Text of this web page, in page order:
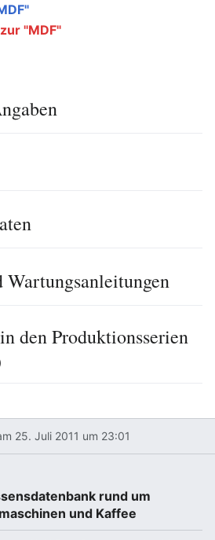
"MDF"
Wartungsanleitungen
den Produktionsserien
25. Juli 2011 um 23:01
rund um
und Kaffee